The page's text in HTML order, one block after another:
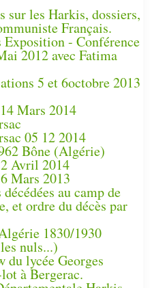
sur les Harkis, dossiers,
Français.
- Conférence
2012 avec Fatima
5 et 6octobre 2013
Mars 2014
05 12 2014
Bône (Algérie)
Avril 2014
Mars 2013
au camp de
et ordre du décès par
1830/1930
nuls...)
lycée Georges
à Bergerac.